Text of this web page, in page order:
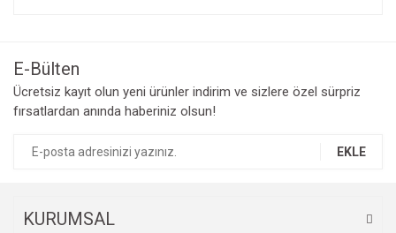
Ürün resmi kalitesiz, bozuk veya görüntülenemiyor.
Ürün açıklamasında eksik bilgiler bulunuyor.
E-Bülten
Ücretsiz kayıt olun yeni ürünler indirim ve sizlere özel sürpriz
fırsatlardan anında haberiniz olsun!
EKLE
KURUMSAL